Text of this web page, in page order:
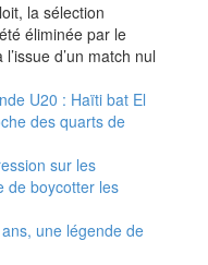
la sélection
éliminée par le
d’un match nul
U20 : Haïti bat El
des quarts de
sur les
de boycotter les
une légende de